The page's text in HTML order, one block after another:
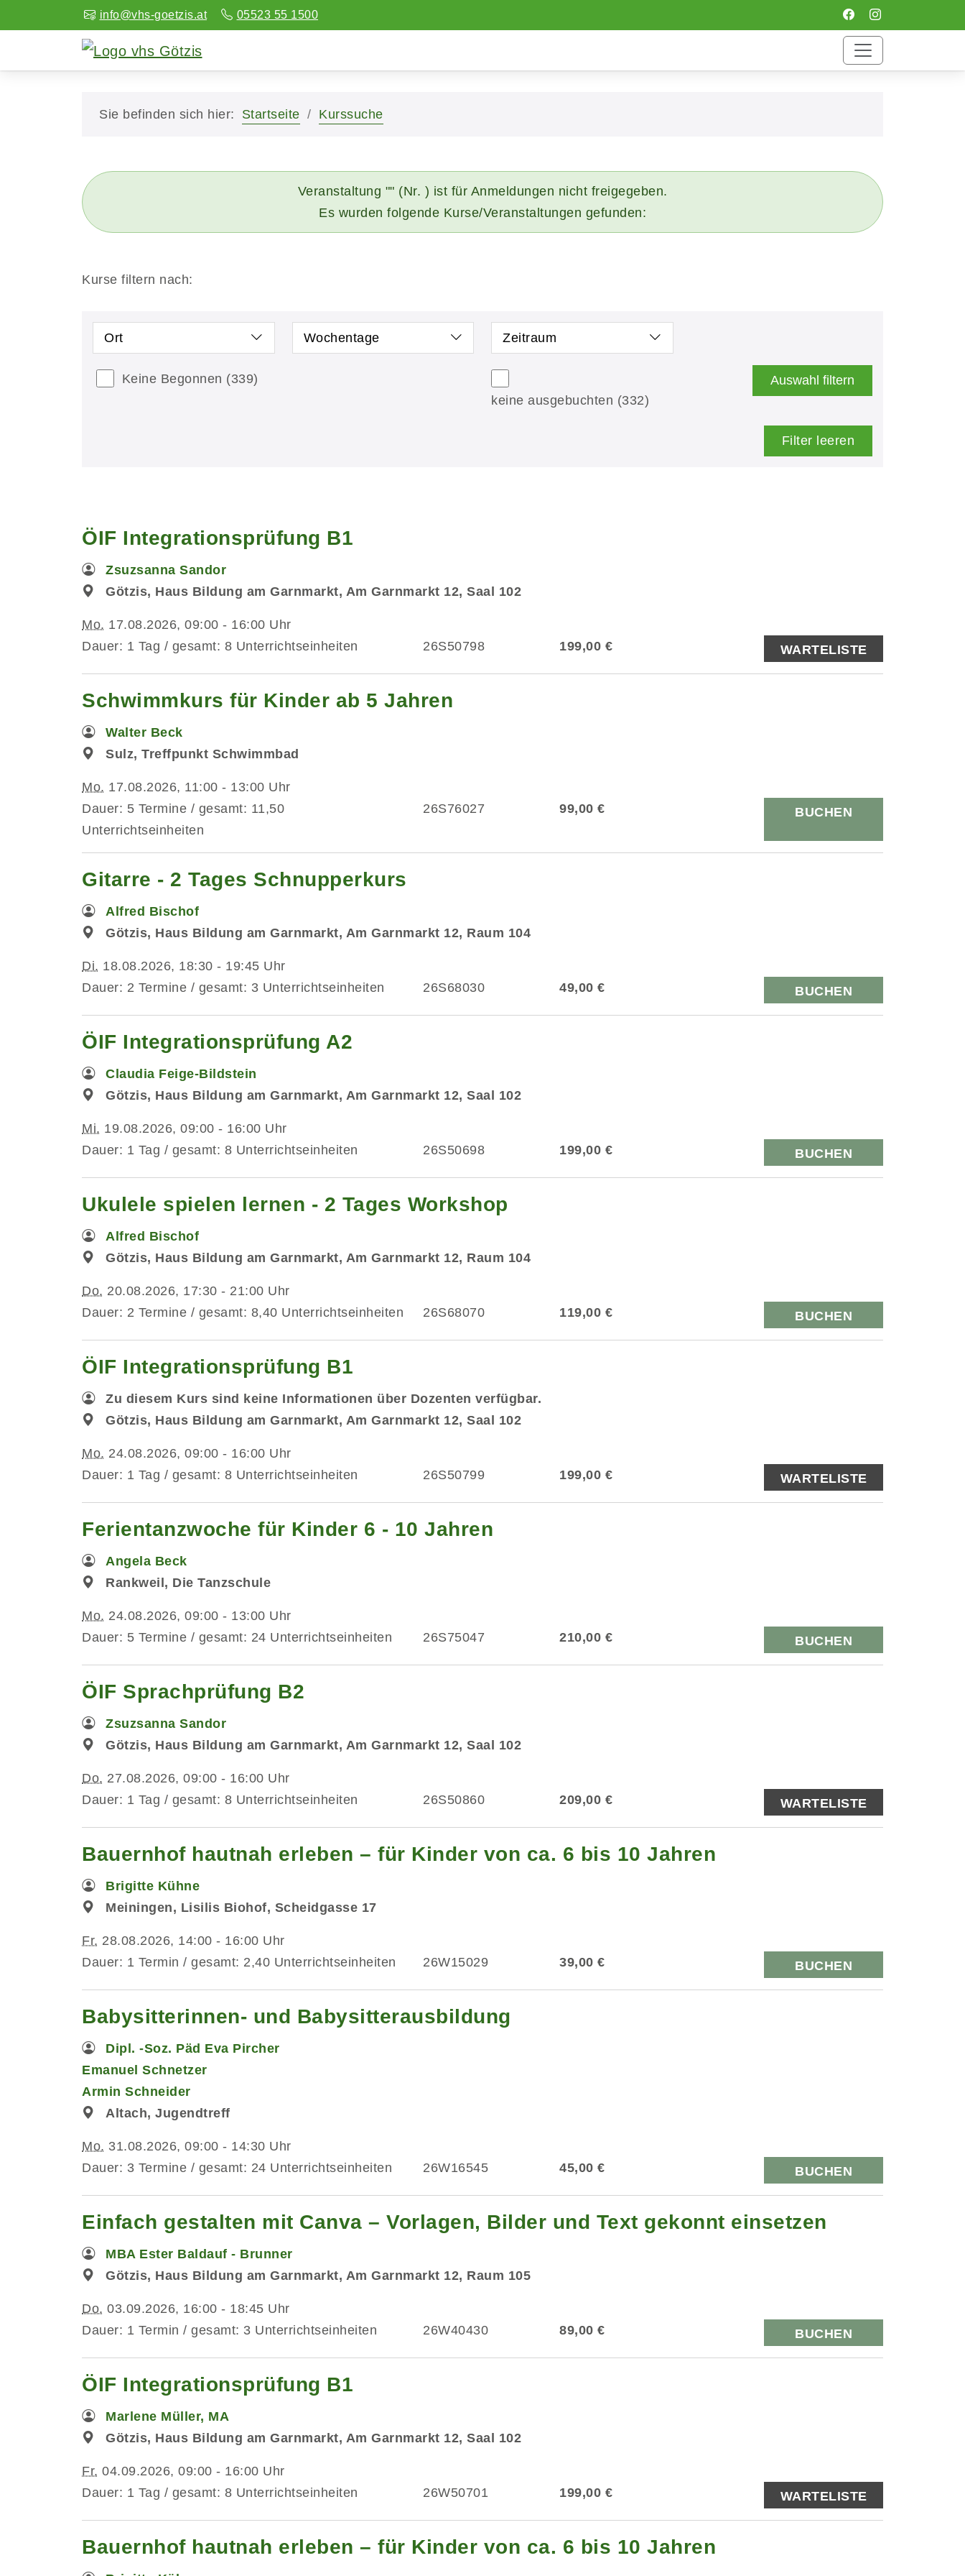
info@vhs-goetzis.at 05523 55 1500
Sie befinden sich hier: Startseite Kurssuche
Veranstaltung "" (Nr. ) ist für Anmeldungen nicht freigegeben.
Es wurden folgende Kurse/Veranstaltungen gefunden:
Kurse filtern nach:
Ort Wochentage Zeitraum
Keine Begonnen (339)
keine ausgebuchten (332)
Auswahl filtern
Filter leeren
ÖIF Integrationsprüfung B1
Zsuzsanna Sandor
Götzis, Haus Bildung am Garnmarkt, Am Garnmarkt 12, Saal 102
Mo. 17.08.2026, 09:00 - 16:00 Uhr
Dauer: 1 Tag / gesamt: 8 Unterrichtseinheiten
26S50798 199,00 € WARTELISTE
Schwimmkurs für Kinder ab 5 Jahren
Walter Beck
Sulz, Treffpunkt Schwimmbad
Mo. 17.08.2026, 11:00 - 13:00 Uhr
Dauer: 5 Termine / gesamt: 11,50
Unterrichtseinheiten
26S76027 99,00 € BUCHEN
Gitarre - 2 Tages Schnupperkurs
Alfred Bischof
Götzis, Haus Bildung am Garnmarkt, Am Garnmarkt 12, Raum 104
Di. 18.08.2026, 18:30 - 19:45 Uhr
Dauer: 2 Termine / gesamt: 3 Unterrichtseinheiten
26S68030 49,00 € BUCHEN
ÖIF Integrationsprüfung A2
Claudia Feige-Bildstein
Götzis, Haus Bildung am Garnmarkt, Am Garnmarkt 12, Saal 102
Mi. 19.08.2026, 09:00 - 16:00 Uhr
Dauer: 1 Tag / gesamt: 8 Unterrichtseinheiten
26S50698 199,00 € BUCHEN
Ukulele spielen lernen - 2 Tages Workshop
Alfred Bischof
Götzis, Haus Bildung am Garnmarkt, Am Garnmarkt 12, Raum 104
Do. 20.08.2026, 17:30 - 21:00 Uhr
Dauer: 2 Termine / gesamt: 8,40 Unterrichtseinheiten
26S68070 119,00 € BUCHEN
ÖIF Integrationsprüfung B1
Zu diesem Kurs sind keine Informationen über Dozenten verfügbar.
Götzis, Haus Bildung am Garnmarkt, Am Garnmarkt 12, Saal 102
Mo. 24.08.2026, 09:00 - 16:00 Uhr
Dauer: 1 Tag / gesamt: 8 Unterrichtseinheiten
26S50799 199,00 € WARTELISTE
Ferientanzwoche für Kinder 6 - 10 Jahren
Angela Beck
Rankweil, Die Tanzschule
Mo. 24.08.2026, 09:00 - 13:00 Uhr
Dauer: 5 Termine / gesamt: 24 Unterrichtseinheiten
26S75047 210,00 € BUCHEN
ÖIF Sprachprüfung B2
Zsuzsanna Sandor
Götzis, Haus Bildung am Garnmarkt, Am Garnmarkt 12, Saal 102
Do. 27.08.2026, 09:00 - 16:00 Uhr
Dauer: 1 Tag / gesamt: 8 Unterrichtseinheiten
26S50860 209,00 € WARTELISTE
Bauernhof hautnah erleben – für Kinder von ca. 6 bis 10 Jahren
Brigitte Kühne
Meiningen, Lisilis Biohof, Scheidgasse 17
Fr. 28.08.2026, 14:00 - 16:00 Uhr
Dauer: 1 Termin / gesamt: 2,40 Unterrichtseinheiten
26W15029 39,00 € BUCHEN
Babysitterinnen- und Babysitterausbildung
Dipl. -Soz. Päd Eva Pircher
Emanuel Schnetzer
Armin Schneider
Altach, Jugendtreff
Mo. 31.08.2026, 09:00 - 14:30 Uhr
Dauer: 3 Termine / gesamt: 24 Unterrichtseinheiten
26W16545 45,00 € BUCHEN
Einfach gestalten mit Canva – Vorlagen, Bilder und Text gekonnt einsetzen
MBA Ester Baldauf - Brunner
Götzis, Haus Bildung am Garnmarkt, Am Garnmarkt 12, Raum 105
Do. 03.09.2026, 16:00 - 18:45 Uhr
Dauer: 1 Termin / gesamt: 3 Unterrichtseinheiten
26W40430 89,00 € BUCHEN
ÖIF Integrationsprüfung B1
Marlene Müller, MA
Götzis, Haus Bildung am Garnmarkt, Am Garnmarkt 12, Saal 102
Fr. 04.09.2026, 09:00 - 16:00 Uhr
Dauer: 1 Tag / gesamt: 8 Unterrichtseinheiten
26W50701 199,00 € WARTELISTE
Bauernhof hautnah erleben – für Kinder von ca. 6 bis 10 Jahren